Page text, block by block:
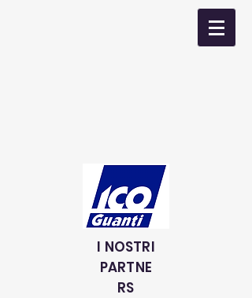
I NOSTRI
PARTNE
RS